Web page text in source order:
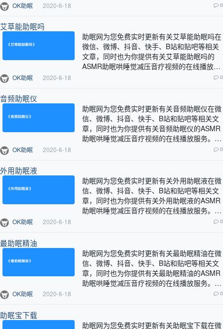
OK助眠 2020-6-18 0
艾草能助眠吗
助眠网为您免费实时更新有关艾草能助眠吗在
微信、微博、抖音、快手、B站和贴吧等相关
文章，同时也为你提供有关艾草能助眠吗的
ASMR助眠哄睡觉减压音疗视频的在线播放服
OK助眠 2020-6-18 0
音频助眠仪
助眠网为您免费实时更新有关音频助眠仪在微
信、微博、抖音、快手、B站和贴吧等相关文
章，同时也为你提供有关音频助眠仪的ASMR
助眠哄睡觉减压音疗视频的在线播放服务。…
OK助眠 2020-6-18 0
外用助眠液
助眠网为您免费实时更新有关外用助眠液在微
信、微博、抖音、快手、B站和贴吧等相关文
章，同时也为你提供有关外用助眠液的ASMR
助眠哄睡觉减压音疗视频的在线播放服务。…
OK助眠 2020-6-18 0
最助眠精油
助眠网为您免费实时更新有关最助眠精油在微
信、微博、抖音、快手、B站和贴吧等相关文
章，同时也为你提供有关最助眠精油的ASMR
助眠哄睡觉减压音疗视频的在线播放服务。…
OK助眠 2020-6-18 0
助眠宝下载
助眠网为您免费实时更新有关助眠宝下载在微